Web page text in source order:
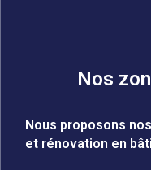
Nos
Nous proposons
et rénovation en